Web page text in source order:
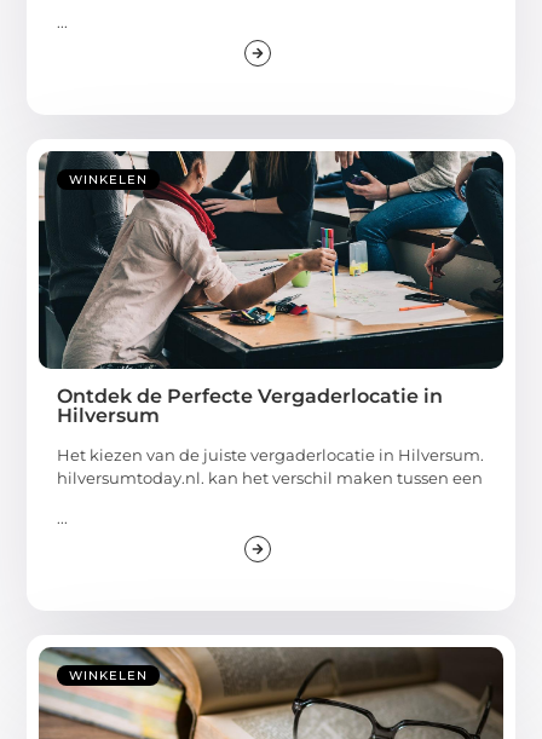
...
WINKELEN
Ontdek de Perfecte Vergaderlocatie in
Hilversum
Het kiezen van de juiste vergaderlocatie in Hilversum.
hilversumtoday.nl. kan het verschil maken tussen een
...
WINKELEN